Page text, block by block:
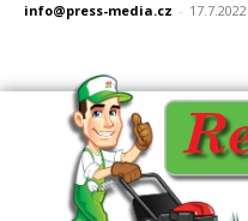
info@press-media.cz - 17.7.2022